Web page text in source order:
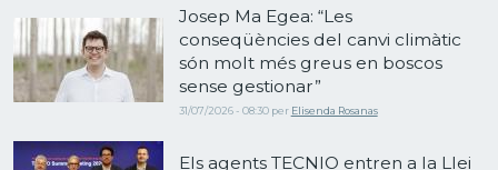
Josep Ma Egea: “Les
conseqüències del canvi climàtic
són molt més greus en boscos
sense gestionar”
31/07/2026 - 08:30 per Elisenda Rosanas
Els agents TECNIO entren a la Llei